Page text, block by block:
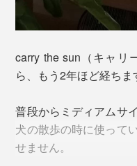
2.ウォームライト
突然の雨に降られても
得）なので、海や川で
※生活防水レベルなので、水中は避
carry the sun（キャリ
ら、もう2年ほど経ちま
普段からミディアムサ
犬の散歩の時に使って
せません。